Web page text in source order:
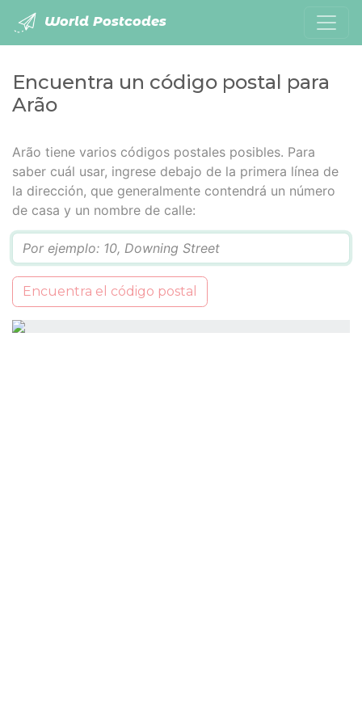
World Postcodes
Encuentra un código postal para
Arão
Arão tiene varios códigos postales posibles. Para
saber cuál usar, ingrese debajo de la primera línea de
la dirección, que generalmente contendrá un número
de casa y un nombre de calle:
Encuentra el código postal